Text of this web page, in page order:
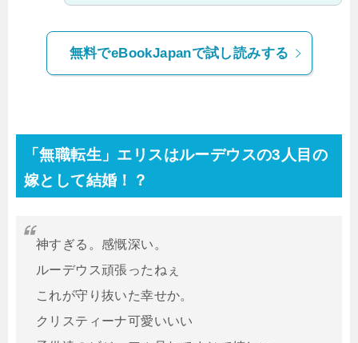
無料でeBookJapanで試し読みする
「無職転生」エリスはルーデウスの3人目の
嫁として結婚！？
神すぎる。感慨深い。
ルーデウス頑張ったねぇ
これが守り抜いた幸せか。
クリスティーナ可愛いいい